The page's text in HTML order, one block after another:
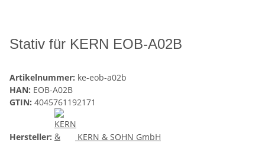
Stativ für KERN EOB-A02B
Artikelnummer: ke-eob-a02b
HAN: EOB-A02B
GTIN: 4045761192171
Hersteller: KERN & SOHN GmbH